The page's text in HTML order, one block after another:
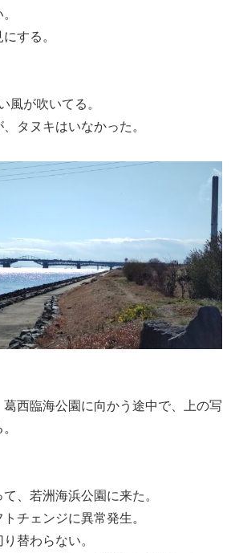
。
する。
が吹いてる。
タヌキはいなかった。
西臨海公園に向かう途中で、上の写
て、若洲海浜公園に来た。
チェンジに異常発生。
り替わらない。